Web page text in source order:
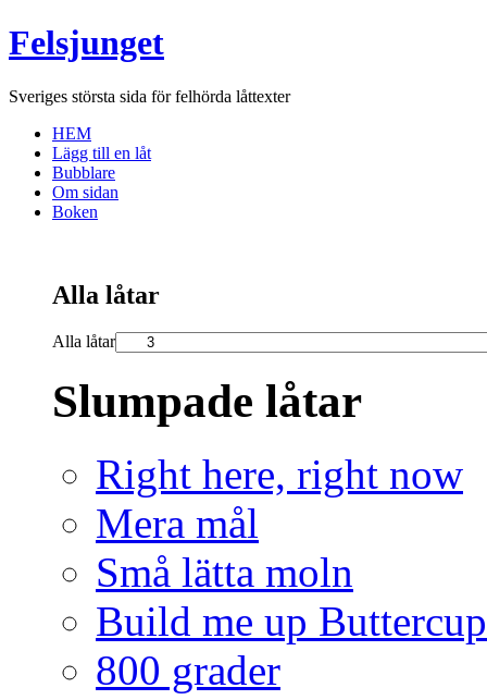
Felsjunget
Sveriges största sida för felhörda låttexter
HEM
Lägg till en låt
Bubblare
Om sidan
Boken
Alla låtar
Alla låtar
Slumpade låtar
Right here, right now
Mera mål
Små lätta moln
Build me up Buttercup
800 grader